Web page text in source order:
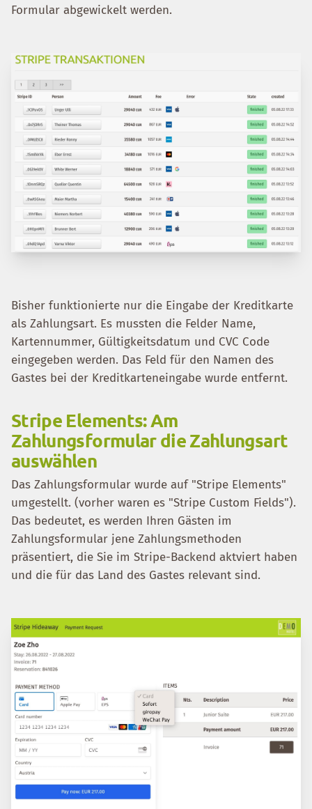
Formular abgewickelt werden.
Bisher funktionierte nur die Eingabe der Kreditkarte
als Zahlungsart. Es mussten die Felder Name,
Kartennummer, Gültigkeitsdatum und CVC Code
eingegeben werden. Das Feld für den Namen des
Gastes bei der Kreditkarteneingabe wurde entfernt.
Stripe Elements: Am
Zahlungsformular die Zahlungsart
auswählen
Das Zahlungsformular wurde auf "Stripe Elements"
umgestellt. (vorher waren es "Stripe Custom Fields").
Das bedeutet, es werden Ihren Gästen im
Zahlungsformular jene Zahlungsmethoden
präsentiert, die Sie im Stripe-Backend aktviert haben
und die für das Land des Gastes relevant sind.